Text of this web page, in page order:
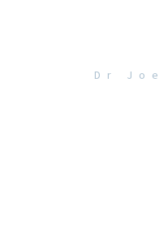
Dr Joe